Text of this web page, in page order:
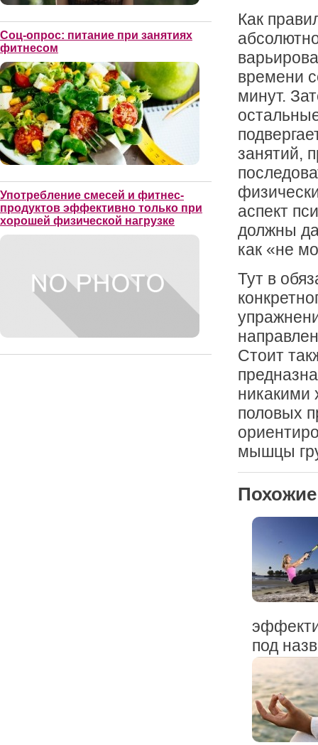
Соц-опрос: питание при занятиях
фитнесом
Употребление смесей и фитнес-
продуктов эффективно только при
хорошей физической нагрузке
Как
времени
минут.
занятий,
аспект
должны
как «не
Тут в
Стоит
никакими
половых
мышцы
под